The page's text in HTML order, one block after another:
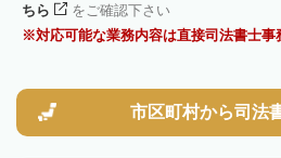
ちら
をご確認下さい
対応可能な業務内容は直接司法書士
市区町村から司法